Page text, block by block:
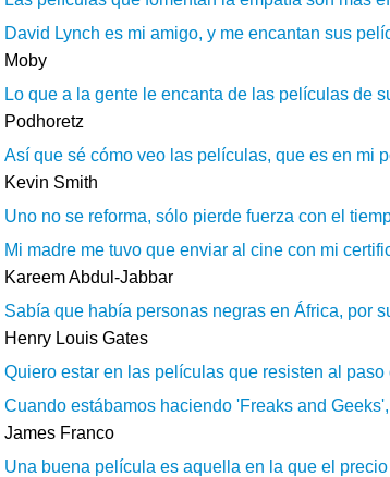
David Lynch es mi amigo, y me encantan sus
Moby
Lo que a la gente le encanta de las películas de
Podhoretz
Así que sé cómo veo las películas, que es en mi
Kevin Smith
Uno no se reforma, sólo pierde fuerza con el
Mi madre me tuvo que enviar al cine con mi
Kareem Abdul-Jabbar
Sabía que había personas negras en África, por
Henry Louis Gates
Quiero estar en las películas que resisten al paso
Cuando estábamos haciendo 'Freaks and
James Franco
Una buena película es aquella en la que el